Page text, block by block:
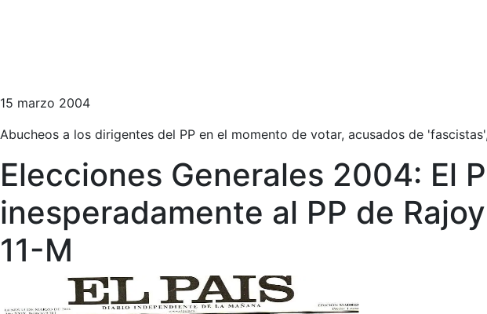
15 marzo 2004
Abucheos a los dirigentes del PP en el momento de votar, acusados de
Elecciones Generales 2004: El
inesperadamente al PP de
11-M